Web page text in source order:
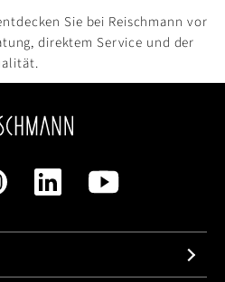
Sie bei Reischmann vor
direktem Service und der